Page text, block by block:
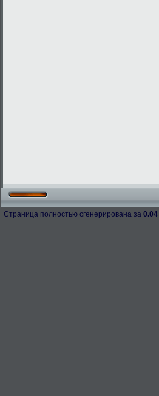
Страница полностью сгенерирована за 0.04